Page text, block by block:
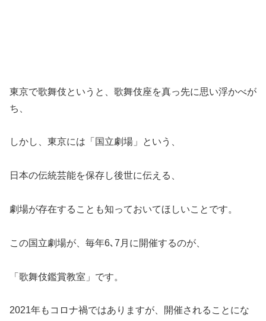
東京で歌舞伎というと、歌舞伎座を真っ先に思い浮かべが
ち、
しかし、東京には「国立劇場」という、
日本の伝統芸能を保存し後世に伝える、
劇場が存在することも知っておいてほしいことです。
この国立劇場が、毎年6､7月に開催するのが、
「歌舞伎鑑賞教室」です。
2021年もコロナ禍ではありますが、開催されることにな